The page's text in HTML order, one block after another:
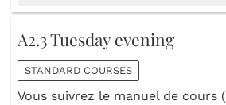
A2.3 Tuesday evening
STANDARD COURSES
Vous suivrez le manuel de cours (